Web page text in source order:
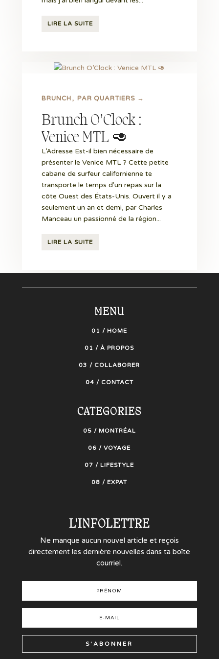
LIRE LA SUITE
Brunch O’Clock :
Venice MTL 🥑
BRUNCH PAR QUARTIERS →
L’Adresse Est-il bien nécessaire de
présenter le Venice MTL ? Cette petite
cabane de surfeur californienne te
transporte le temps d'un repas sur la
côte Ouest des États-Unis. Ouvert il y a
seulement un an et demi, par Charles
Manceau un passionné de la région...
LIRE LA SUITE
MENU
01 / HOME
01 / À PROPOS
03 / COLLABORER
04 / CONTACT
CATEGORIES
05 / MONTRÉAL
06 / VOYAGE
07 / LIFESTYLE
08 / EXPAT
L'INFOLETTRE
Ne manque aucun nouvel article et reçois
directement les dernière nouvelles dans ta boîte
courriel.
S'ABONNER